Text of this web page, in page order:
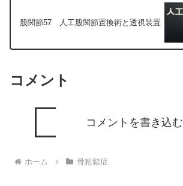
股関節57 人工股関節置換術と透視装置
コメント
コメントを書き込む
ホーム 骨粗鬆症